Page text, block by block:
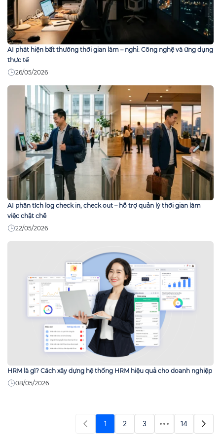
AI phát hiện bất thường thời gian làm – nghỉ: Công nghệ và ứng dụng
thực tế
26/05/2026
AI phân tích log check in, check out – hỗ trợ quản lý thời gian làm
việc chặt chẽ
22/05/2026
HRM là gì? Cách xây dựng hệ thống HRM hiệu quả cho doanh nghiệp
08/05/2026
1 2 3 14